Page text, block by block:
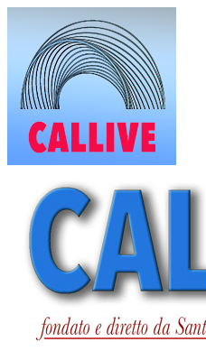
contenuto